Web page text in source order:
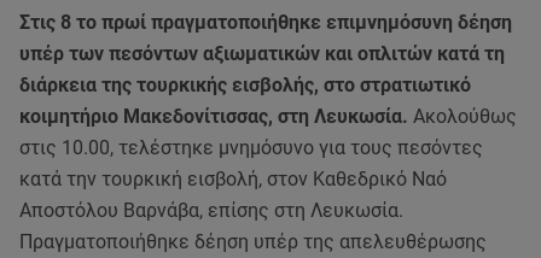
Στις 8 το πρωί πραγματοποιήθηκε επιμνημόσυνη δέηση
υπέρ των πεσόντων αξιωματικών και οπλιτών κατά τη
διάρκεια της τουρκικής εισβολής, στο στρατιωτικό
κοιμητήριο Μακεδονίτισσας, στη Λευκωσία. Ακολούθως
στις 10.00, τελέστηκε μνημόσυνο για τους πεσόντες
κατά την τουρκική εισβολή, στον Καθεδρικό Ναό
Αποστόλου Βαρνάβα, επίσης στη Λευκωσία.
Πραγματοποιήθηκε δέηση υπέρ της απελευθέρωσης